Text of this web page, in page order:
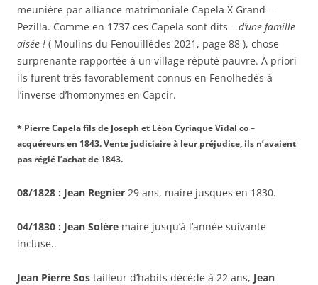
meunière par alliance matrimoniale Capela X Grand –
Pezilla. Comme en 1737 ces Capela sont dits – d’une famille
aisée ! ( Moulins du Fenouillèdes 2021, page 88 ), chose
surprenante rapportée à un village réputé pauvre. A priori
ils furent très favorablement connus en Fenolhedés à
l’inverse d’homonymes en Capcir.
* Pierre Capela fils de Joseph et Léon Cyriaque Vidal co –
acquéreurs en 1843. Vente judiciaire à leur préjudice, ils n’avaient
pas réglé l’achat de 1843.
08/1828 : Jean Regnier 29 ans, maire jusques en 1830.
04/1830 : Jean Solère maire jusqu’à l’année suivante
incluse..
Jean Pierre Sos tailleur d’habits décède à 22 ans, Jean